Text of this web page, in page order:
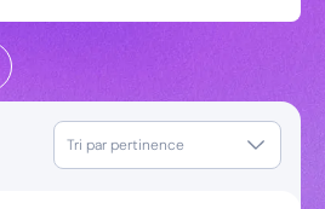
Tri par pertinence